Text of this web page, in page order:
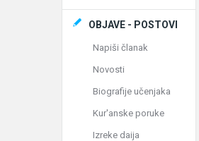
OBJAVE - POSTOVI
Napiši članak
Novosti
Biografije učenjaka
Kur'anske poruke
Izreke daija